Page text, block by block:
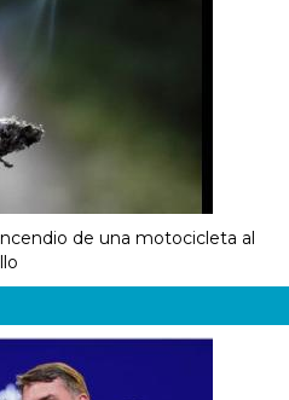
de una motocicleta al